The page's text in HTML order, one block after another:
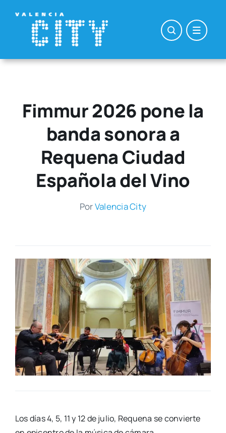
contenido
Fimmur 2026 pone la
banda sonora a
Requena Ciudad
Española del Vino
PorValen­cia City
Los días 4, 5, 11 y 12 de julio, Reque­na se con­vier­te